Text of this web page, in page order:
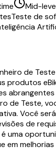
Mid-
Teste de
de
produtos
de Teste,
Você
de
uma
em